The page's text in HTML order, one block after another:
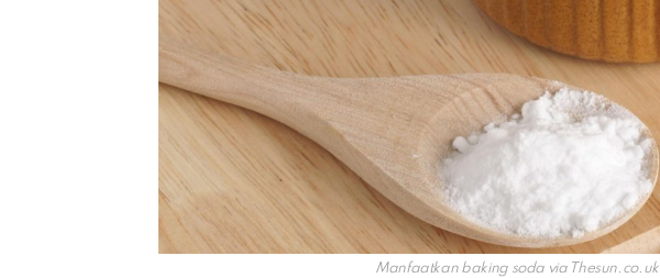
Manfaatkan baking soda viaThesun.co.uk